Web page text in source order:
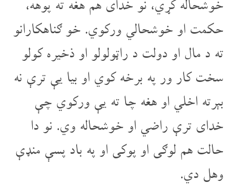
حکمت او خوشحالي ورکوي. خو ګناهکارانو
ته د مال او دولت د راټولولو او ذخیره کولو
سخت کار ور په برخه کوي او بیا یې ترې نه
بېرته اخلي او هغه چا ته یې ورکوي چې
خدای ترې راضي او خوشحاله وي. نو دا
حالت هم لوګی او پوکی او په باد پسې منډې
وهل دي.